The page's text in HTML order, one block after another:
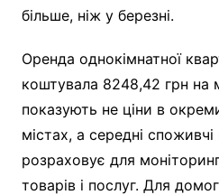
більше, ніж у березні.
Оренда однокімнатної
коштувала 8248,42 грн на
показують не ціни в
містах, а середні
розраховує для
товарів і послуг. Для